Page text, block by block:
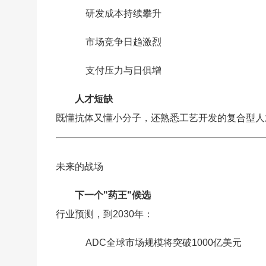
研发成本持续攀升
市场竞争日趋激烈
支付压力与日俱增
人才短缺
既懂抗体又懂小分子，还熟悉工艺开发的复合型人
未来的战场
下一个"药王"候选
行业预测，到2030年：
ADC全球市场规模将突破1000亿美元